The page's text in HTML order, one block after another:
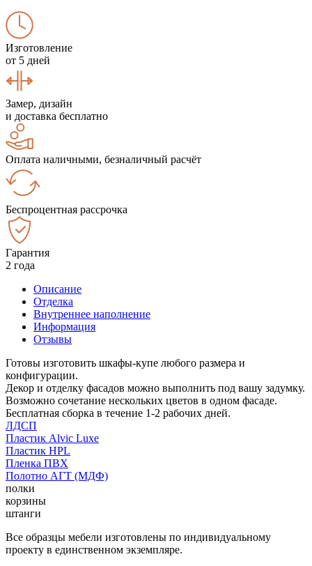
Изготовление
от 5 дней
Замер, дизайн
и доставка бесплатно
Оплата наличными, безналичный расчёт
Беспроцентная рассрочка
Гарантия
2 года
Описание
Отделка
Внутреннее наполнение
Информация
Отзывы
Готовы изготовить шкафы-купе любого размера и
конфигурации.
Декор и отделку фасадов можно выполнить под вашу задумку.
Возможно сочетание нескольких цветов в одном фасаде.
Бесплатная сборка в течение 1-2 рабочих дней.
ЛДСП
Пластик Alvic Luxe
Пластик HPL
Пленка ПВХ
Полотно АГТ (МДФ)
полки
корзины
штанги
Все образцы мебели изготовлены по индивидуальному
проекту в единственном экземпляре.